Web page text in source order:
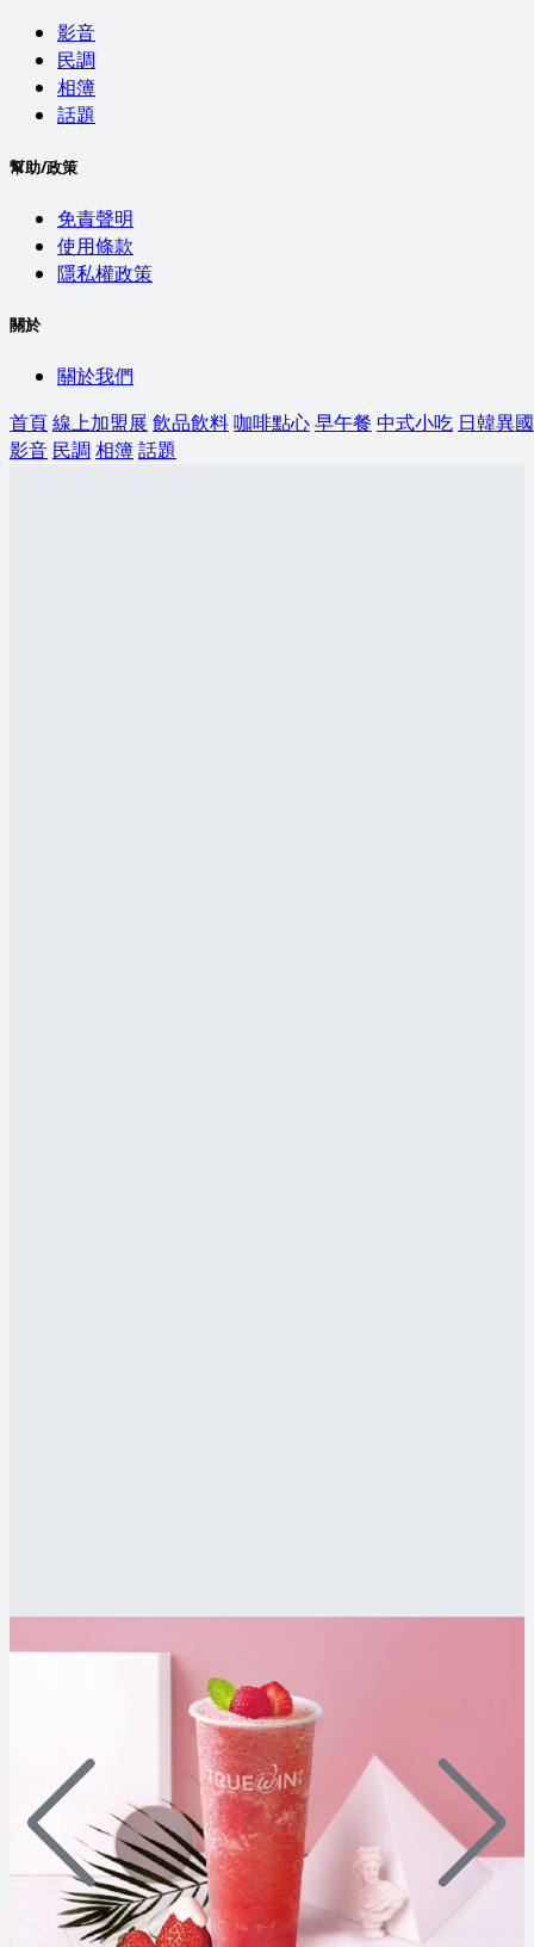
影音
民調
相簿
話題
幫助/政策
免責聲明
使用條款
隱私權政策
關於
關於我們
首頁線上加盟展 飲品飲料咖啡點心早午餐 中式小吃 日韓異國
影音 民調 相簿話題